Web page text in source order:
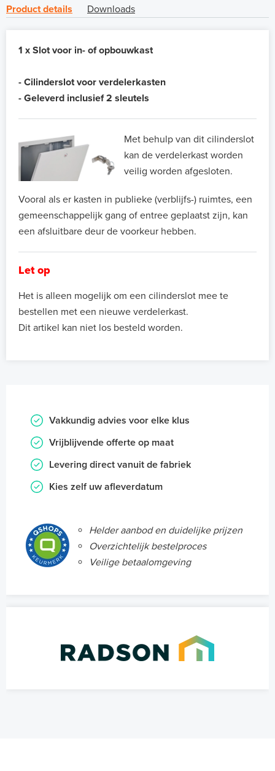
Product details Downloads
1 x Slot voor in- of opbouwkast
- Cilinderslot voor verdelerkasten
- Geleverd inclusief 2 sleutels
Met behulp van dit cilinderslot
kan de verdelerkast worden
veilig worden afgesloten.
Vooral als er kasten in publieke (verblijfs-) ruimtes, een
gemeenschappelijk gang of entree geplaatst zijn, kan
een afsluitbare deur de voorkeur hebben.
Let op
Het is alleen mogelijk om een cilinderslot mee te
bestellen met een nieuwe verdelerkast.
Dit artikel kan niet los besteld worden.
Vakkundig advies voor elke klus
Vrijblijvende offerte op maat
Levering direct vanuit de fabriek
Kies zelf uw afleverdatum
Helder aanbod en duidelijke prijzen
Overzichtelijk bestelproces
Veilige betaalomgeving